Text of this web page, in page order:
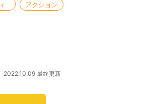
アクション
2022.10.09 最終更新